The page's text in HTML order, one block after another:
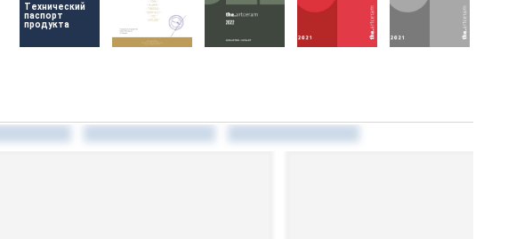
Технический
паспорт
продукта